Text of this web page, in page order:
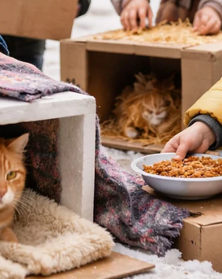
ドのペットフィギュア制作など独自の方法で資金
を集め、保護犬・保護猫のために使っています。
情報を広める SNSやブログで現状や活動内容をシ
ェアすることも大きな支援になります。知る人が
増えれば、支援の輪も広がります。 このように
まずは「知る」ことが支援の第一歩。私も最初は
ここか